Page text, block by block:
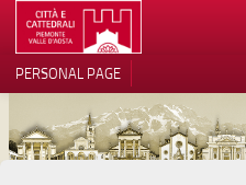
LOCATION
ARCHITECTURE
PERSONAL PAGE